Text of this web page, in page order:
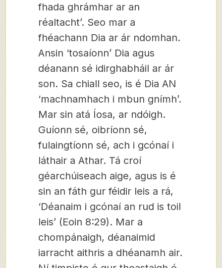
fhada ghrámhar ar an
réaltacht’. Seo mar a
fhéachann Dia ar ár ndomhan.
Ansin ‘tosaíonn’ Dia agus
déanann sé idirghabháil ar ár
son. Sa chiall seo, is é Dia AN
‘machnamhach i mbun gnímh’.
Mar sin atá Íosa, ar ndóigh.
Guíonn sé, oibríonn sé,
fulaingtíonn sé, ach i gcónaí i
láthair a Athar. Tá croí
géarchúiseach aige, agus is é
sin an fáth gur féidir leis a rá,
‘Déanaim i gcónaí an rud is toil
leis’ (Eoin 8:29). Mar a
chompánaigh, déanaimid
iarracht aithris a dhéanamh air.